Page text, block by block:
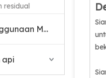
residual
Katup Untuk Penggunaan Medis
api